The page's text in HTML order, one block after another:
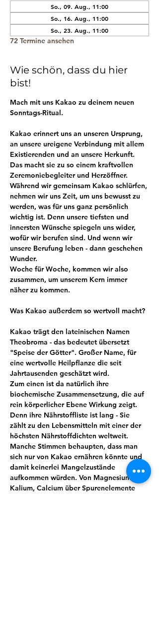
So., 09. Aug., 11:00
So., 16. Aug., 11:00
So., 23. Aug., 11:00
72 Termine ansehen
Wie schön, dass du hier
bist!
Mach mit uns Kakao zu deinem neuen
Sonntags-Ritual.
Kakao erinnert uns an unseren Ursprung,
an unsere ureigene Verbindung mit allem
Existierenden und an unsere Herkunft.
Das macht sie zu so einem kraftvollen
Zeremoniebegleiter und Herzöffner.
Während wir gemeinsam Kakao schlürfen,
nehmen wir uns Zeit, um uns bewusst zu
werden, was für uns ganz persönlich
wichtig ist. Denn unsere tiefsten und
innersten Wünsche spiegeln uns wider,
wofür wir berufen sind. Und wenn wir
unsere Berufung leben - dann geschehen
Wunder.
Woche für Woche, kommen wir also
zusammen, um unserem Kern immer
näher zu kommen.
Was Kakao außerdem so wertvoll macht?
Kakao trägt den lateinischen Namen
Theobroma - das bedeutet übersetzt
"Speise der Götter". Großer Name, für
eine wertvolle Heilpflanze die seit
Jahrtausenden geschätzt wird.
Zum einen ist da natürlich ihre
biochemische Zusammensetzung, die auf
rein körperlicher Ebene Wirkung zeigt.
Denn ihre Nährstoffliste ist lang - Sie
zählt zu den Lebensmitteln mit einer der
höchsten Nährstoffdichten weltweit.
Manche Stimmen behaupten, dass man
sich nur von Kakao ernähren könnte und
damit keinerlei Mangelzustände
aufkommen würden. Von Magnesium,
Kalium, Calcium über Spurenelemente